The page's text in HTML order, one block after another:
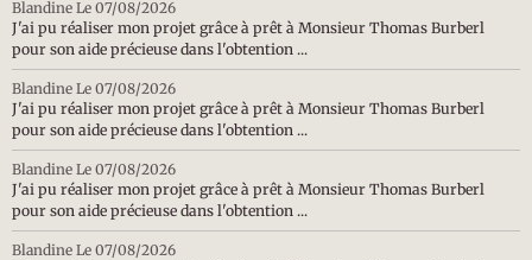
Blandine Le 07/08/2026
J'ai pu réaliser mon projet grâce à prêt à Monsieur Thomas Burberl
pour son aide précieuse dans l'obtention ...
Blandine Le 07/08/2026
J'ai pu réaliser mon projet grâce à prêt à Monsieur Thomas Burberl
pour son aide précieuse dans l'obtention ...
Blandine Le 07/08/2026
J'ai pu réaliser mon projet grâce à prêt à Monsieur Thomas Burberl
pour son aide précieuse dans l'obtention ...
Blandine Le 07/08/2026